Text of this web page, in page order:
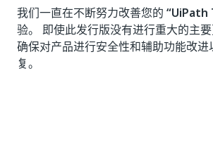
我们一直在不断努力改善您的 “UiPath
验。 即使此发行版没有进行重大的主
确保对产品进行安全性和辅助功能改
复。